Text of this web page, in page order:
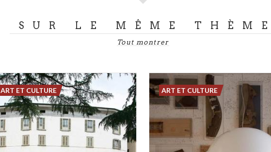
SUR LE MÊME THÈME
Tout montrer
ART ET CULTURE ART ET CULTURE